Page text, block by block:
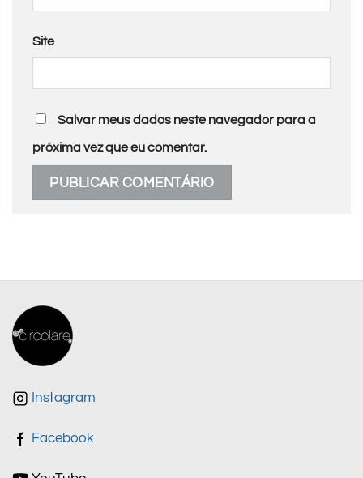
Site
Salvar meus dados neste navegador para a
próxima vez que eu comentar.
Instagram
Facebook